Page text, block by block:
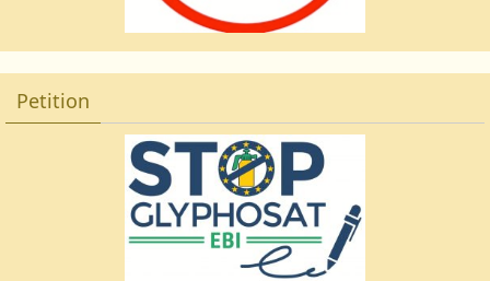
Petition